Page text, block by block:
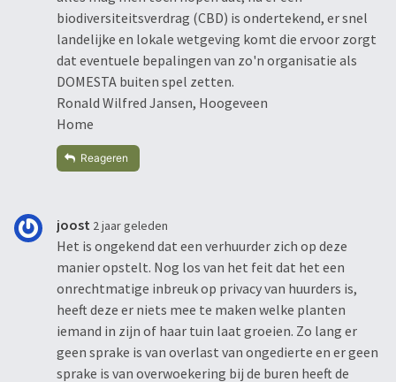
biodiversiteitsverdrag (CBD) is ondertekend, er snel
landelijke en lokale wetgeving komt die ervoor zorgt
dat eventuele bepalingen van zo'n organisatie als
DOMESTA buiten spel zetten.
Ronald Wilfred Jansen, Hoogeveen
Home
Reageren
joost 2 jaar geleden
Het is ongekend dat een verhuurder zich op deze
manier opstelt. Nog los van het feit dat het een
onrechtmatige inbreuk op privacy van huurders is,
heeft deze er niets mee te maken welke planten
iemand in zijn of haar tuin laat groeien. Zo lang er
geen sprake is van overlast van ongedierte en er geen
sprake is van overwoekering bij de buren heeft de